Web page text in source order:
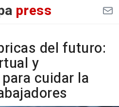
press
del futuro:
y
cuidar la